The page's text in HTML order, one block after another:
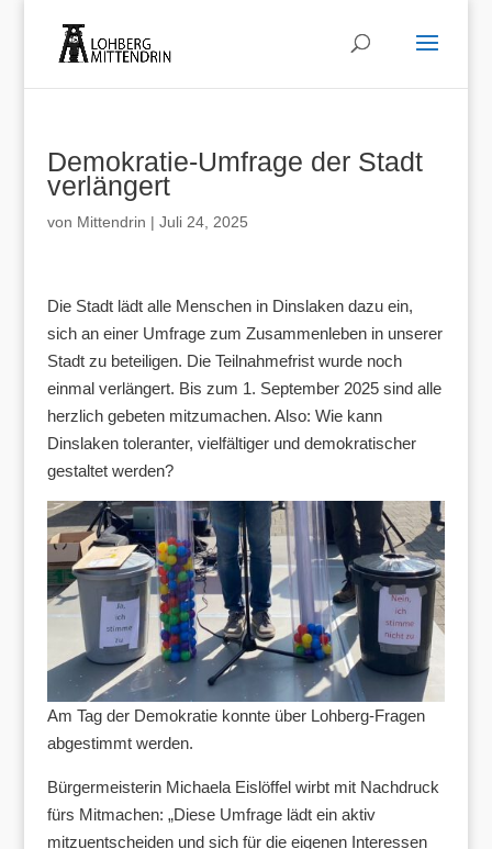
Demokratie-Umfrage der Stadt
verlängert
von Mittendrin | Juli 24, 2025
Die Stadt lädt alle Menschen in Dinslaken dazu ein,
sich an einer Umfrage zum Zusammenleben in unserer
Stadt zu beteiligen. Die Teilnahmefrist wurde noch
einmal verlängert. Bis zum 1. September 2025 sind alle
herzlich gebeten mitzumachen. Also: Wie kann
Dinslaken toleranter, vielfältiger und demokratischer
gestaltet werden?
Am Tag der Demokratie konnte über Lohberg-Fragen
abgestimmt werden.
Bürgermeisterin Michaela Eislöffel wirbt mit Nachdruck
fürs Mitmachen: „Diese Umfrage lädt ein aktiv
mitzuentscheiden und sich für die eigenen Interessen